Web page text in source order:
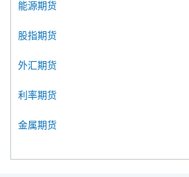
能源期货
股指期货
外汇期货
利率期货
金属期货